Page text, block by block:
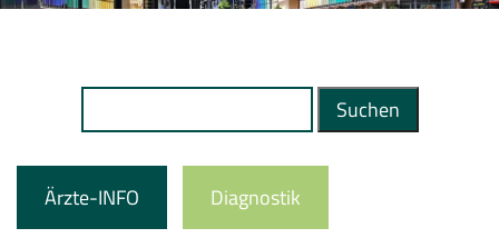
nach:
Ärzte-INFO Diagnostik